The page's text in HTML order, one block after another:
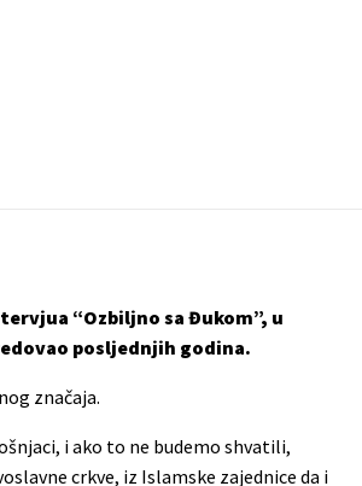
“Ozbiljno sa Đukom”, u
posljednjih godina.
značaja.
i ako to ne budemo shvatili,
crkve, iz Islamske zajednice da i